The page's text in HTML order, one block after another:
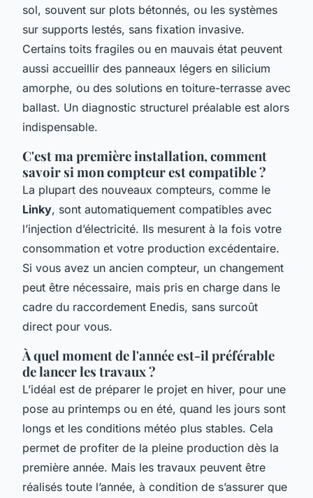
sol, souvent sur plots bétonnés, ou les systèmes
sur supports lestés, sans fixation invasive.
Certains toits fragiles ou en mauvais état peuvent
aussi accueillir des panneaux légers en silicium
amorphe, ou des solutions en toiture-terrasse avec
ballast. Un diagnostic structurel préalable est alors
indispensable.
C'est ma première installation, comment
savoir si mon compteur est compatible ?
La plupart des nouveaux compteurs, comme le
Linky, sont automatiquement compatibles avec
l’injection d’électricité. Ils mesurent à la fois votre
consommation et votre production excédentaire.
Si vous avez un ancien compteur, un changement
peut être nécessaire, mais pris en charge dans le
cadre du raccordement Enedis, sans surcoût
direct pour vous.
À quel moment de l'année est-il préférable
de lancer les travaux ?
L’idéal est de préparer le projet en hiver, pour une
pose au printemps ou en été, quand les jours sont
longs et les conditions météo plus stables. Cela
permet de profiter de la pleine production dès la
première année. Mais les travaux peuvent être
réalisés toute l’année, à condition de s’assurer que